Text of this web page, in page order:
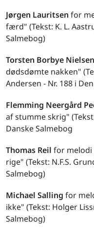
Jørgen Lauritsen for
færd" (Tekst: K. L.
Salmebog)
Torsten Borbye Nielsen
dødsdømte nakken"
Andersen - Nr. 188 i
Flemming Neergård
af stumme skrig"
Danske Salmebog
Thomas Reil for melodi
rige" (Tekst: N.F.S.
Salmebog)
Michael Salling for
ikke" (Tekst: Holger
Salmebog)